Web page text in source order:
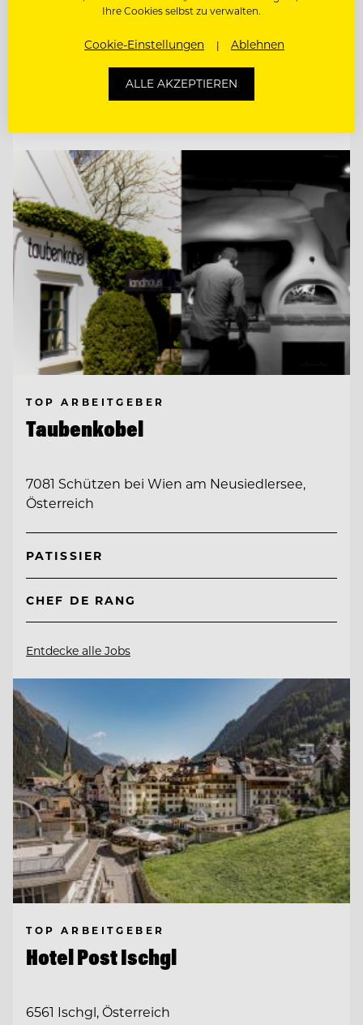
KÜCHENCHEF MÖWENBRÄU (M/W/D)
TOP ARBEITGEBER
Taubenkobel
7081 Schützen bei Wien am Neusiedlersee,
Österreich
PATISSIER
CHEF DE RANG
Entdecke alle Jobs
TOP ARBEITGEBER
Hotel Post Ischgl
6561 Ischgl, Österreich
Ihre Cookies selbst zu verwalten.
Cookie-Einstellungen Ablehnen
ALLE AKZEPTIEREN